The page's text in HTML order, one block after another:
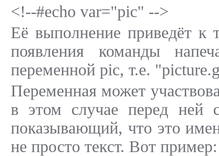
<!--#echo var="pic" -->
Её выполнение приведёт к
появления команды
переменной pic, т.е.
Переменная может
в этом случае перед ней
показывающий, что это
не просто текст. Вот пример: